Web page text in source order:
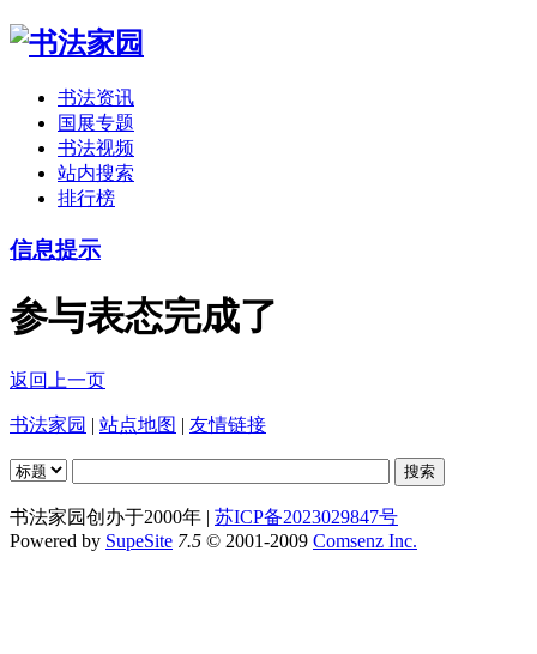
书法资讯
国展专题
书法视频
站内搜索
排行榜
信息提示
参与表态完成了
返回上一页
书法家园 | 站点地图 | 友情链接
书法家园创办于2000年 | 苏ICP备2023029847号
Powered by SupeSite 7.5 © 2001-2009 Comsenz Inc.